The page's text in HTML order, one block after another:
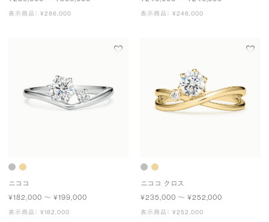
表示商品： ¥286,000 表示商品： ¥246,000
ニココ
¥182,000 〜 ¥199,000
表示商品： ¥182,000
ニココ クロス
¥235,000 〜 ¥252,000
表示商品： ¥252,000